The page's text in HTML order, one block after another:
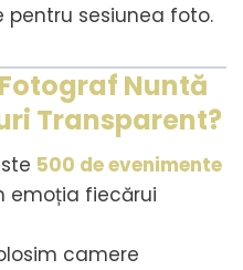
sesiunea foto.
Nuntă
Transparent?
500 de evenimente
emoția fiecărui
camere